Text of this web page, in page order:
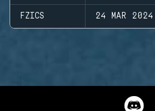
FZICS 24 MAR 2024